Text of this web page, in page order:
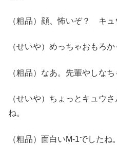
（粗品）顔、怖いぞ？ キュ
（せいや）めっちゃおもろか
（粗品）なあ。先輩やしなち
（せいや）ちょっとキュウ
ね。
（粗品）面白いM-1でしたね。